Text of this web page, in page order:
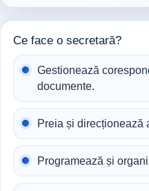
Ce face o secretară?
Gestionează
documente.
Preia și direcționează
Programează și